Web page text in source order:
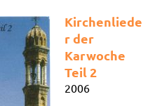
Kirchenliede
r der
Karwoche
Teil 2
2006